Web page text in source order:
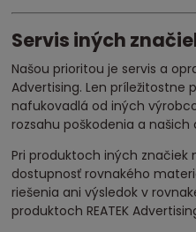
Servis iných
Našou prioritou je servis a
Advertising. Len príležitostne
nafukovadlá od iných
rozsahu poškodenia a
Pri produktoch iných
dostupnosť rovnakého
riešenia ani výsledok v
produktoch REATEK